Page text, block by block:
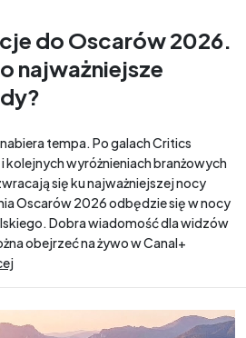
do Oscarów 2026.
najważniejsze
tempa. Po galach Critics
kolejnych wyróżnieniach branżowych
się ku najważniejszej nocy
Oscarów 2026 odbędzie się w nocy
Dobra wiadomość dla widzów
obejrzeć na żywo w Canal+